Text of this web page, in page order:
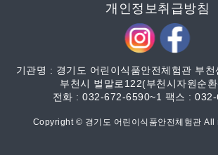
개인정보취급방침
기관명 : 경기도 어린이식품안전체험관 부
부천시 벌말로122(부천시자원순
전화 : 032-672-6590~1 팩스 :
Copyright © 경기도 어린이식품안전체험관